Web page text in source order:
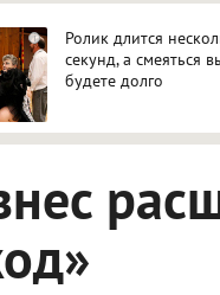
i
Ролик длится
секунд, а смеяться
будете долго